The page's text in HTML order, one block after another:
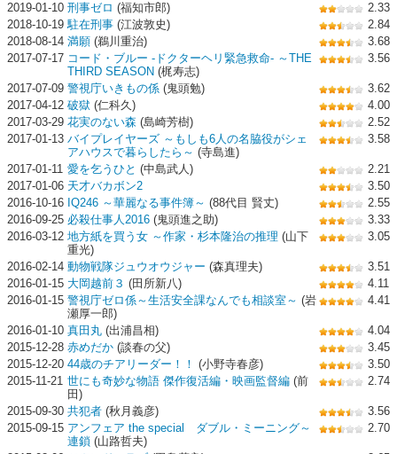
2019-01-10 刑事ゼロ (福知市郎)
2.33
2018-10-19 駐在刑事 (江波敦史)
2.84
2018-08-14 満願 (鵜川重治)
3.68
2017-07-17 コード・ブルー -ドクターヘリ緊急救命- ～THE
THIRD SEASON (梶寿志)
3.56
2017-07-09 警視庁いきもの係 (鬼頭勉)
3.62
2017-04-12 破獄 (仁科久)
4.00
2017-03-29 花実のない森 (島崎芳樹)
2.52
2017-01-13 バイプレイヤーズ ～もしも6人の名脇役がシェ
アハウスで暮らしたら～ (寺島進)
3.58
2017-01-11 愛を乞うひと (中島武人)
2.21
2017-01-06 天才バカボン2
3.50
2016-10-16 IQ246 ～華麗なる事件簿～ (88代目 賢丈)
2.55
2016-09-25 必殺仕事人2016 (鬼頭進之助)
3.33
2016-03-12 地方紙を買う女 ～作家・杉本隆治の推理 (山下
重光)
3.05
2016-02-14 動物戦隊ジュウオウジャー (森真理夫)
3.51
2016-01-15 大岡越前３ (田所新八)
4.11
2016-01-15 警視庁ゼロ係～生活安全課なんでも相談室～ (岩
瀬厚一郎)
4.41
2016-01-10 真田丸 (出浦昌相)
4.04
2015-12-28 赤めだか (談春の父)
3.45
2015-12-20 44歳のチアリーダー！！ (小野寺春彦)
3.50
2015-11-21 世にも奇妙な物語 傑作復活編・映画監督編 (前
田)
2.74
2015-09-30 共犯者 (秋月義彦)
3.56
2015-09-15 アンフェア the special ダブル・ミーニング～
連鎖 (山路哲夫)
2.70